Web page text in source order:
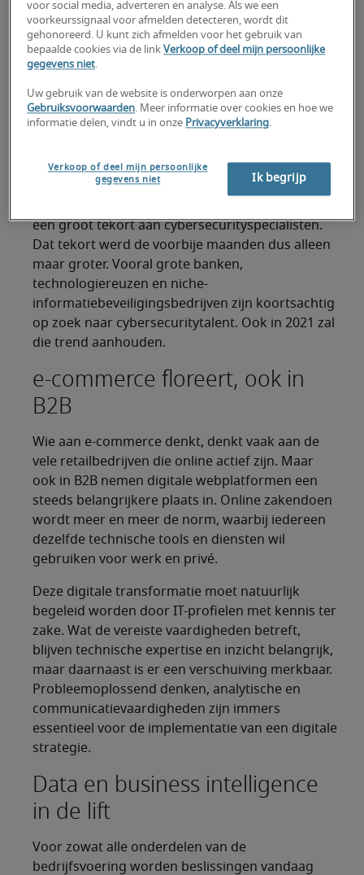
Uit een recente analyse van het Wereld
Economisch Forum blijkt dat, sinds de
coronacrisis, cyberaanvallen en gegevensfraude
voor organisaties wereldwijd. Dat zeggen bijna
vier op de tien hooggeplaatste
organisaties en hun systemen kwetsbaar.
een groot tekort aan cybersecurityspecialisten.
Dat tekort werd de voorbije maanden dus alleen
maar groter. Vooral grote banken,
technologiereuzen en niche-
informatiebeveiligingsbedrijven zijn koortsachtig
op zoek naar cybersecuritytalent. Ook in 2021 zal
die trend aanhouden.
e-commerce floreert, ook in
B2B
Wie aan e-commerce denkt, denkt vaak aan de
vele retailbedrijven die online actief zijn. Maar
ook in B2B nemen digitale webplatformen een
steeds belangrijkere plaats in. Online zakendoen
wordt meer en meer de norm, waarbij iedereen
dezelfde technische tools en diensten wil
gebruiken voor werk en privé.
Deze digitale transformatie moet natuurlijk
begeleid worden door IT-profielen met kennis ter
zake. Wat de vereiste vaardigheden betreft,
blijven technische expertise en inzicht belangrijk,
maar daarnaast is er een verschuiving merkbaar.
Probleemoplossend denken, analytische en
communicatievaardigheden zijn immers
essentieel voor de implementatie van een digitale
strategie.
Data en business intelligence
in de lift
Voor zowat alle onderdelen van de
bedrijfsvoering worden beslissingen vandaag
voor social media, adverteren en analyse. Als we een
voorkeurssignaal voor afmelden detecteren, wordt dit
gehonoreerd. U kunt zich afmelden voor het gebruik van
bepaalde cookies via de link Verkoop of deel mijn persoonlijke
gegevens niet.
Uw gebruik van de website is onderworpen aan onze
Gebruiksvoorwaarden. Meer informatie over cookies en hoe we
informatie delen, vindt u in onze Privacyverklaring.
Verkoop of deel mijn persoonlijke
gegevens niet
Ik begrijp